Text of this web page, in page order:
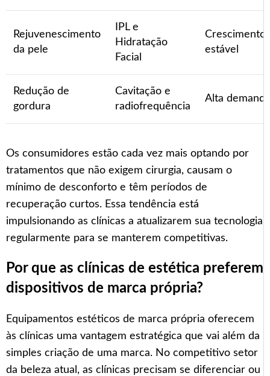
Rejuvenescimento
da pele
IPL e
Hidratação
Facial
Crescimento
estável
Redução de
gordura
Cavitação e
radiofrequência
Alta demanda
Os consumidores estão cada vez mais optando por
tratamentos que não exigem cirurgia, causam o
mínimo de desconforto e têm períodos de
recuperação curtos. Essa tendência está
impulsionando as clínicas a atualizarem sua tecnologia
regularmente para se manterem competitivas.
Por que as clínicas de estética preferem
dispositivos de marca própria?
Equipamentos estéticos de marca própria oferecem
às clínicas uma vantagem estratégica que vai além da
simples criação de uma marca. No competitivo setor
da beleza atual, as clínicas precisam se diferenciar ou